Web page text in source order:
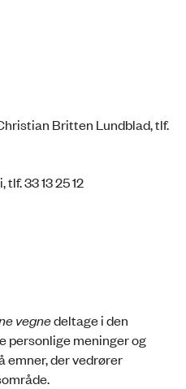
Britten Lundblad, tlf.
33 13 25 12
vegnedeltage i den
meninger og
emner, der vedrører